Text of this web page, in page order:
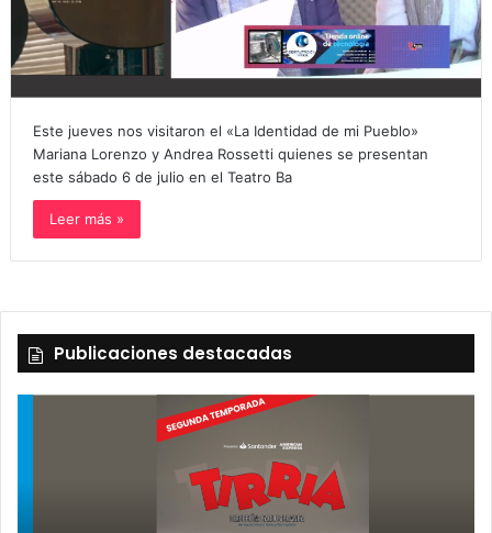
Este jueves nos visitaron el «La Identidad de mi Pueblo»
Mariana Lorenzo y Andrea Rossetti quienes se presentan
este sábado 6 de julio en el Teatro Ba
Leer más »
Publicaciones destacadas